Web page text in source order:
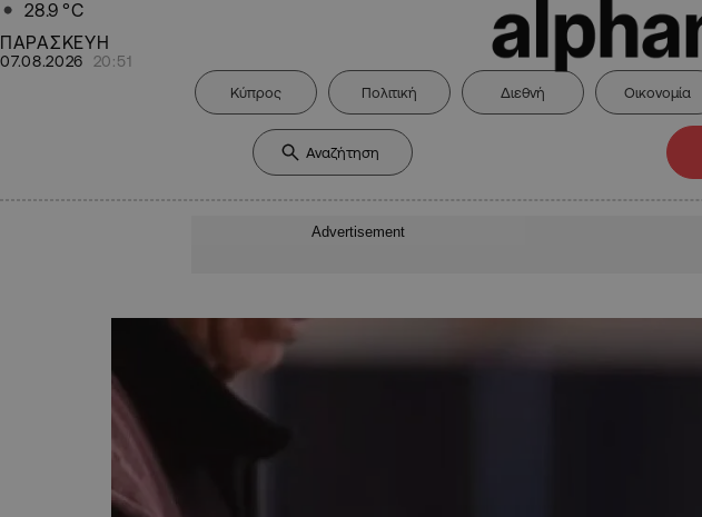
28.9 °C
ΠΑΡΑΣΚΕΥΗ
07.08.2026 20:51
Κύπρος Πολιτική Διεθνή Οικονομία
Advertisement